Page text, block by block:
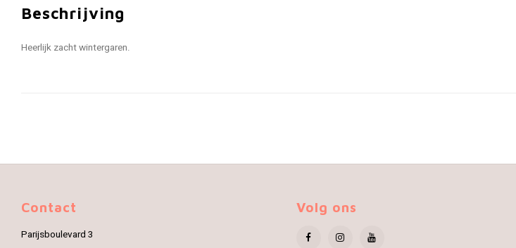
Beschrijving
Heerlijk zacht wintergaren.
Contact
Parijsboulevard 3
Volg ons